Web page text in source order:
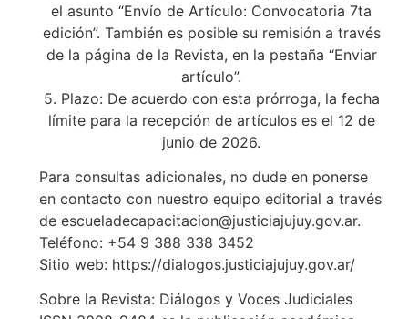
el asunto “Envío de Artículo: Convocatoria 7ta
edición”. También es posible su remisión a través
de la página de la Revista, en la pestaña “Enviar
artículo”.
5. Plazo: De acuerdo con esta prórroga, la fecha
límite para la recepción de artículos es el 12 de
junio de 2026.
Para consultas adicionales, no dude en ponerse
en contacto con nuestro equipo editorial a través
de escueladecapacitacion@justiciajujuy.gov.ar.
Teléfono: +54 9 388 338 3452
Sitio web: https://dialogos.justiciajujuy.gov.ar/
Sobre la Revista: Diálogos y Voces Judiciales